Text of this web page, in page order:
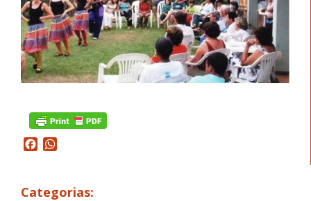
Facebook
Categorias: